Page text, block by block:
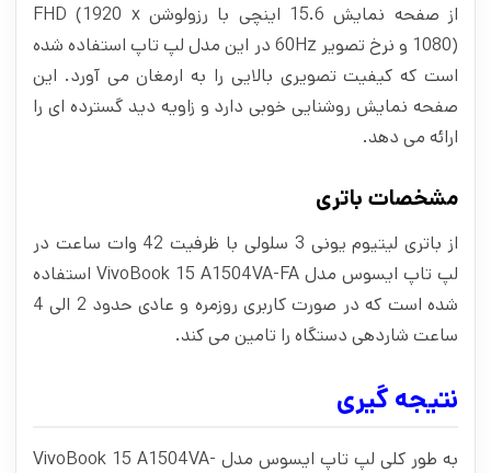
از صفحه نمایش 15.6 اینچی با رزولوشن FHD (1920 x
1080) و نرخ تصویر 60Hz در این مدل لپ تاپ استفاده شده
است که کیفیت تصویری بالایی را به ارمغان می آورد. این
صفحه نمایش روشنایی خوبی دارد و زاویه دید گسترده‌ ای را
ارائه می‌ دهد.
مشخصات باتری
از باتری لیتیوم یونی 3 سلولی با ظرفیت 42 وات ساعت در
لپ تاپ ایسوس مدل VivoBook 15 A1504VA-FA استفاده
شده است که در صورت کاربری روزمره و عادی حدود 2 الی 4
ساعت شاردهی دستگاه را تامین می‌ کند.
نتیجه گیری
به طور کلی لپ تاپ ایسوس مدل VivoBook 15 A1504VA-